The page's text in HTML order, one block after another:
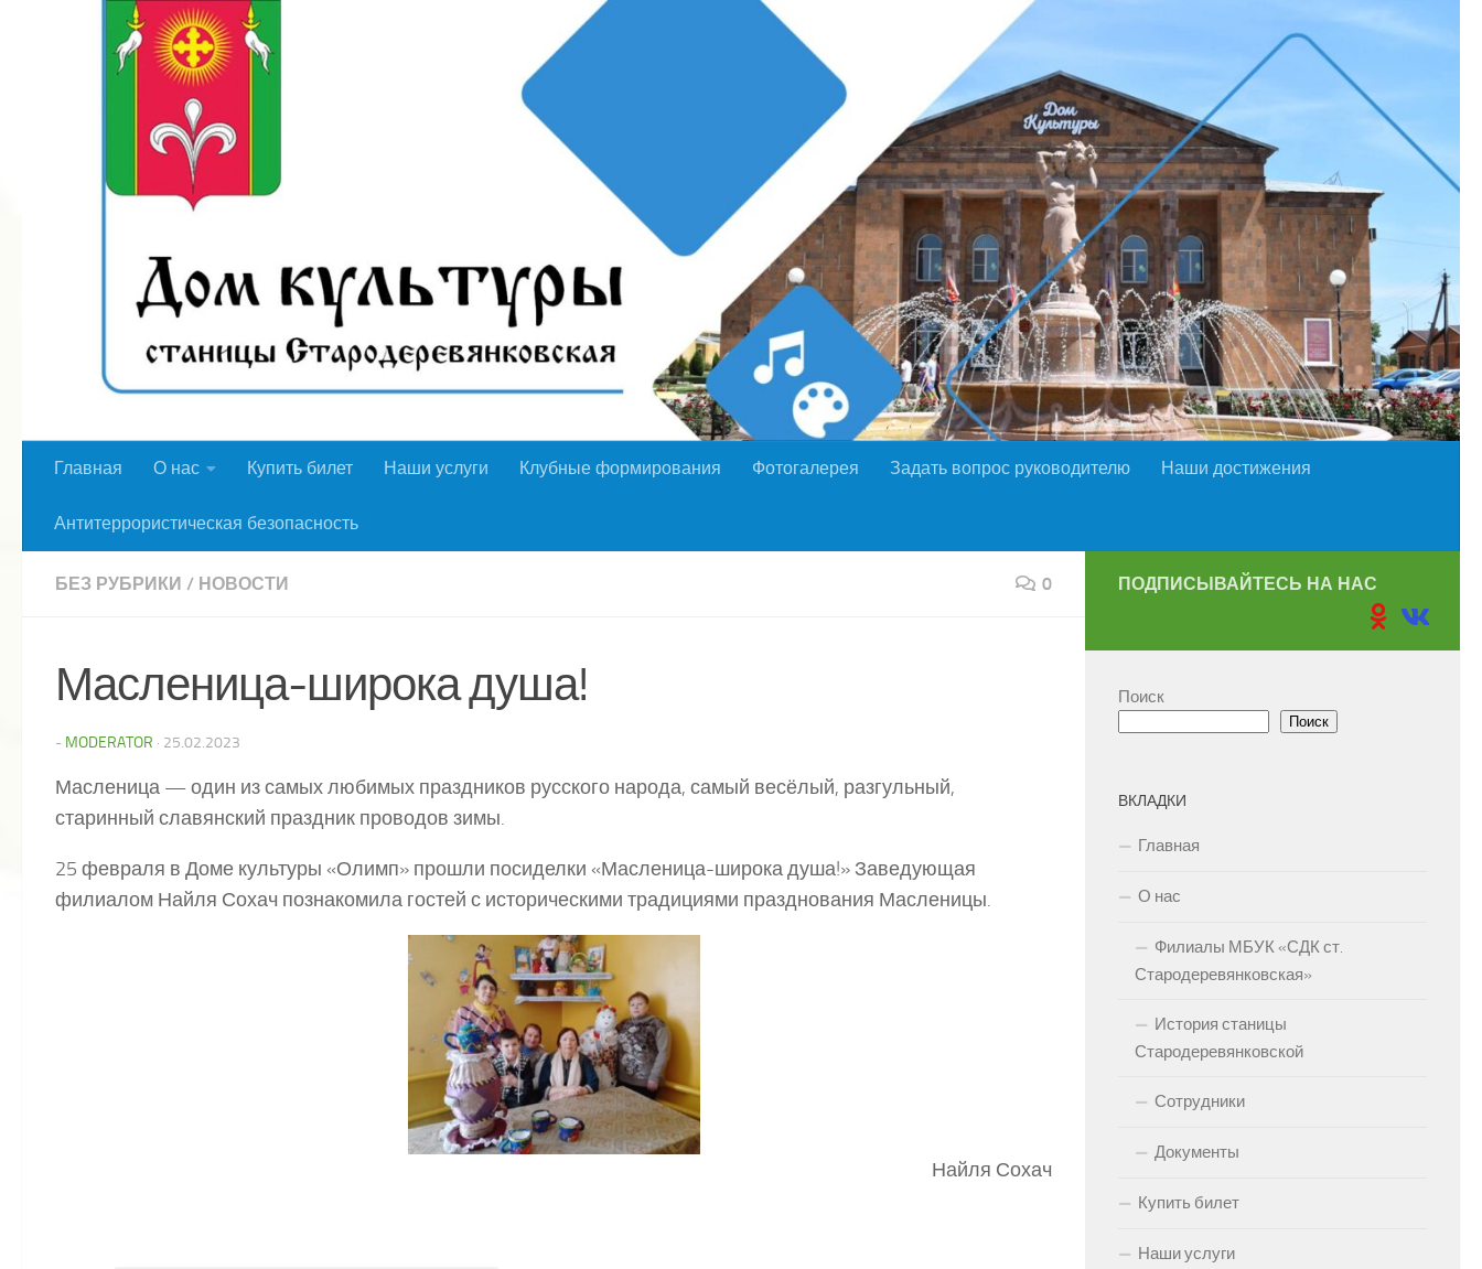
Перейти к содержимому
Главная О нас Купить билет Наши услуги Клубные формирования Фотогалерея Задать вопрос руководителю Наши достижения
Антитеррористическая безопасность
БЕЗ РУБРИКИ / НОВОСТИ 0
Масленица-широка душа!
- MODERATOR · 25.02.2023
Масленица — один из самых любимых праздников русского народа, самый весёлый, разгульный,
старинный славянский праздник проводов зимы.
25 февраля в Доме культуры «Олимп» прошли посиделки «Масленица-широка душа!» Заведующая
филиалом Найля Сохач познакомила гостей с историческими традициями празднования Масленицы.
Найля Сохач
ПОДПИСЫВАЙТЕСЬ НА НАС
Поиск
Поиск
ВКЛАДКИ
Главная
О нас
Филиалы МБУК «СДК ст.
Стародеревянковская»
История станицы
Стародеревянковской
Сотрудники
Документы
Купить билет
Наши услуги